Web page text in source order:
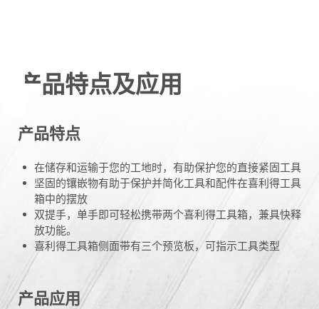
产品特点及应用
产品特点
在储存和运输于您的工地时，有助保护您的直接紧固工具
坚固的镶嵌物有助于保护并简化工具和配件在喜利得工具
箱中的摆放
双提手，单手即可轻松携带两个喜利得工具箱，兼具快释
放功能。
喜利得工具箱侧面带有三个预览板，可指示工具类型
产品应用